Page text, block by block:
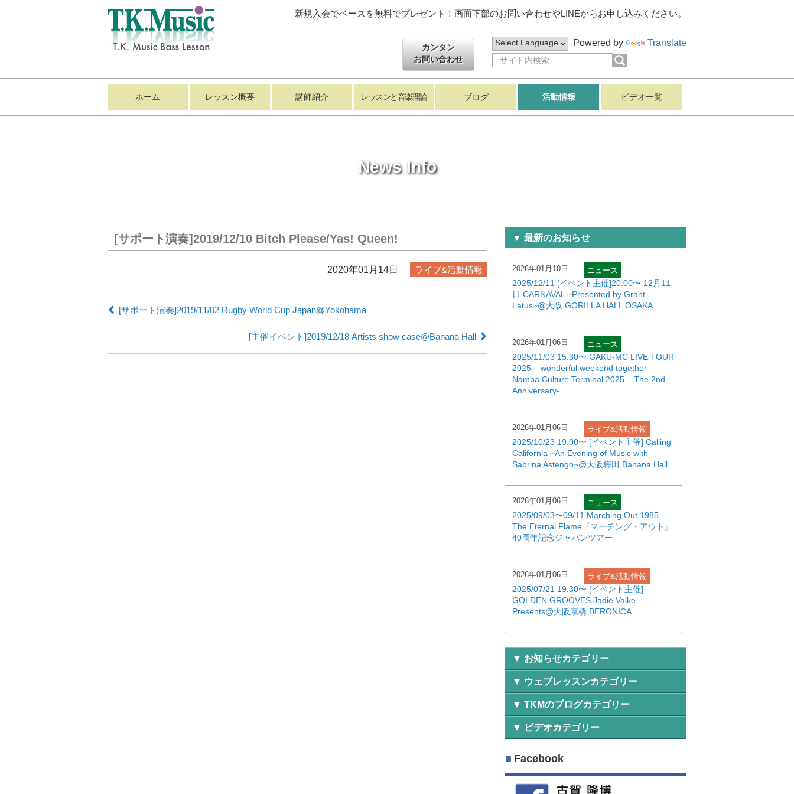
新規入会でベースを無料でプレゼント！画面下部のお問い合わせやLINEからお申し込みください。
Powered by Translate
カンタン
お問い合わせ
ホーム レッスン概要 講師紹介 レッスンと音楽理論 ブログ 活動情報 ビデオ一覧
News Info
[サポート演奏]2019/12/10 Bitch Please/Yas! Queen!
2020年01月14日 ライブ&活動情報
[サポート演奏]2019/11/02 Rugby World Cup Japan@Yokohama
[主催イベント]2019/12/18 Artists show case@Banana Hall
最新のお知らせ
2026年01月10日 ニュース
2025/12/11 [イベント主催]20:00〜 12月11
日 CARNAVAL ~Presented by Grant
Latus~@大阪 GORILLA HALL OSAKA
2026年01月06日 ニュース
2025/11/03 15:30〜 GAKU-MC LIVE TOUR
2025 – wonderful weekend together-
Namba Culture Terminal 2025 – The 2nd
Anniversary-
2026年01月06日 ライブ&活動情報
2025/10/23 19:00〜 [イベント主催] Calling
California ~An Evening of Music with
Sabrina Astengo~@大阪梅田 Banana Hall
2026年01月06日 ニュース
2025/09/03〜09/11 Marching Out 1985 –
The Eternal Flame『マーチング・アウト』
40周年記念ジャパンツアー
2026年01月06日 ライブ&活動情報
2025/07/21 19:30〜 [イベント主催]
GOLDEN GROOVES Jadie Valke
Presents@大阪京橋 BERONICA
お知らせカテゴリー
その他の情報
ニュース
バンド情報
ライブ&活動情報
お知らせ一覧
ウェブレッスンカテゴリー
おすすめ教材
機材について
絶対できる!!テクニック
絶対わかる!!音楽理論
TKMのブログカテゴリー
その他
レッスン小話
初めての方へ
ビデオカテゴリー
YouTube演奏動画
レッスンの補足
Facebook